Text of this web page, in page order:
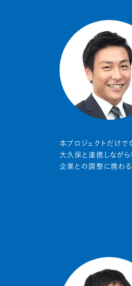
本プロジェクトだけで
大久保と連携しなが
企業との調整に携わる